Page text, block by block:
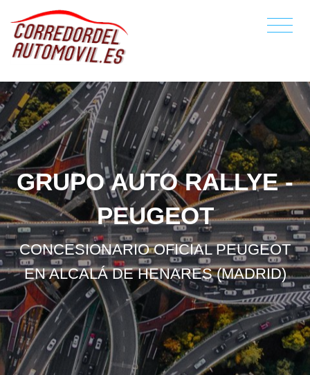
GRUPO AUTO RALLYE -
PEUGEOT
CONCESIONARIO OFICIAL PEUGEOT
EN ALCALÁ DE HENARES (MADRID)